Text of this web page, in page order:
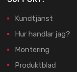
Kundtjänst
Hur handlar jag?
Montering
Produktblad